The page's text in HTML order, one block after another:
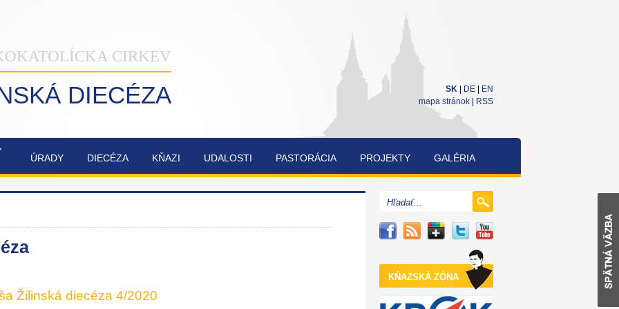
SK DE
EN
mapa stránok
RSS
CIRKEV
DIECÉZA
ÚRADY DIECÉZA KŇAZI UDALOSTI PASTORÁCIA PROJEKTY GALÉRIA
NAŠA
OBNOVA
TROJICE
SYNODA
CUKRÁRENSKÁ
SÚŤAŽ
KŇAZSKÁ ZÓNA
Žilinská diecéza 4/2020